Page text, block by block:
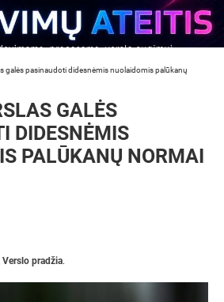
galės pasinaudoti didesnėmis nuolaidomis palūkanų
GALĖS
DIDESNĖMIS
PALŪKANŲ NORMAI
Verslo pradžia.